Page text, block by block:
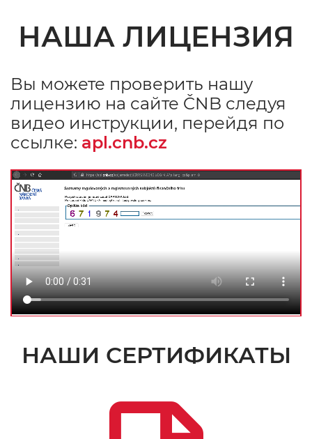
НАША ЛИЦЕНЗИЯ
Вы можете проверить нашу
лицензию на сайте ČNB следуя
видео инструкции, перейдя по
ссылке: apl.cnb.cz
НАШИ СЕРТИФИКАТЫ